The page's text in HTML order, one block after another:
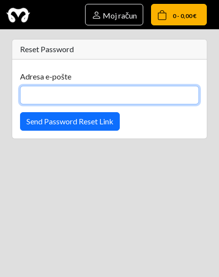
Moj račun 0 - 0,00 €
Reset Password
Adresa e-pošte
Send Password Reset Link